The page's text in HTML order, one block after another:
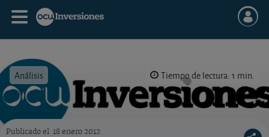
Análisis Tiempo de lectura: 1 min.
Publicado el 18 enero 2012